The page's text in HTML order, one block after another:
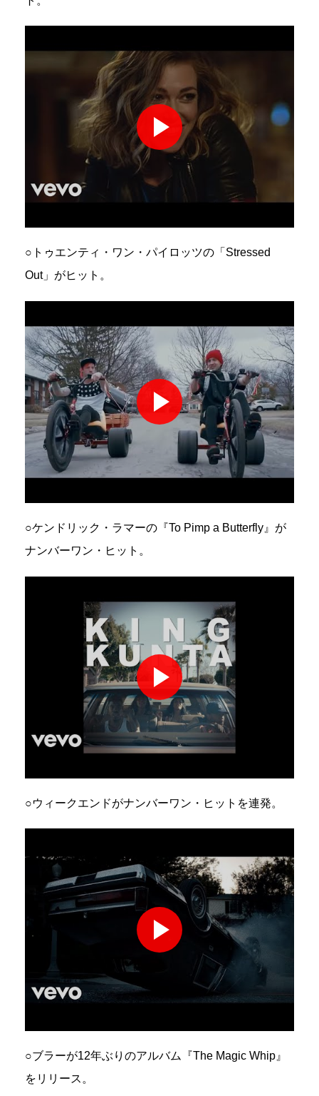
○トゥエンティ・ワン・パイロッツの「Stressed
Out」がヒット。
○ケンドリック・ラマーの『To Pimp a Butterfly』が
ナンバーワン・ヒット。
○ウィークエンドがナンバーワン・ヒットを連発。
○ブラーが12年ぶりのアルバム『The Magic Whip』
をリリース。